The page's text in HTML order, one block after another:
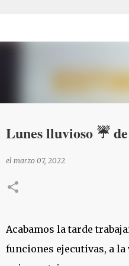
Lunes lluvioso ☔
el marzo 07, 2022
Acabamos la tarde
funciones ejecutivas, a